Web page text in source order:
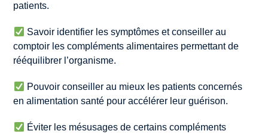
patients.
Savoir identifier les symptômes et conseiller au
comptoir les compléments alimentaires permettant de
rééquilibrer l’organisme.
Pouvoir conseiller au mieux les patients concernés
en alimentation santé pour accélérer leur guérison.
Éviter les mésusages de certains compléments